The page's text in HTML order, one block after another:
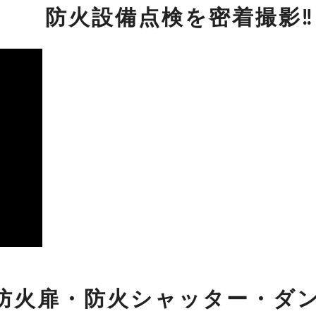
防火設備点検を密着撮影‼
火扉・防火シャッター・ダ